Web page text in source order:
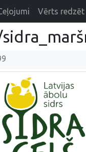
Vērts redzēt